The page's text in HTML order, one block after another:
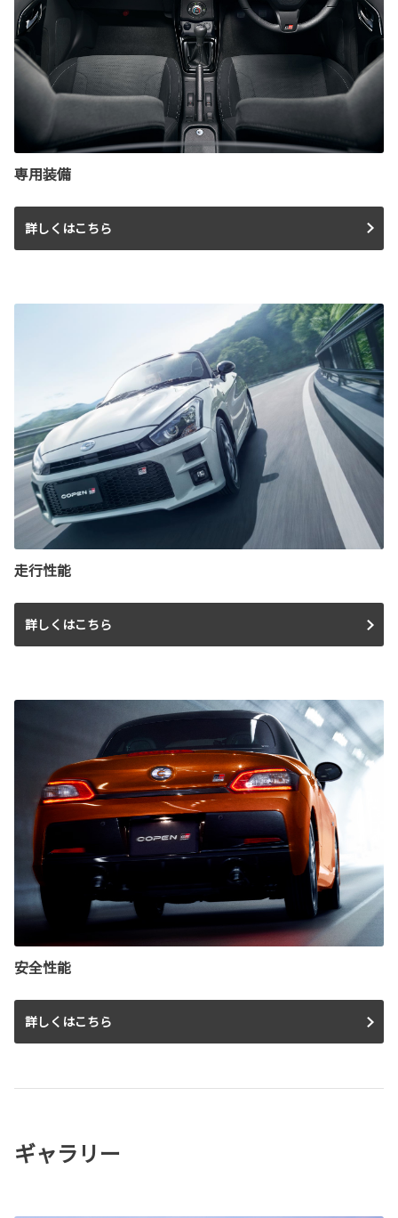
専用装備
詳しくはこちら
走行性能
詳しくはこちら
安全性能
詳しくはこちら
ギャラリー